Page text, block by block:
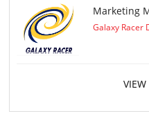
Marketing
Galaxy Racer